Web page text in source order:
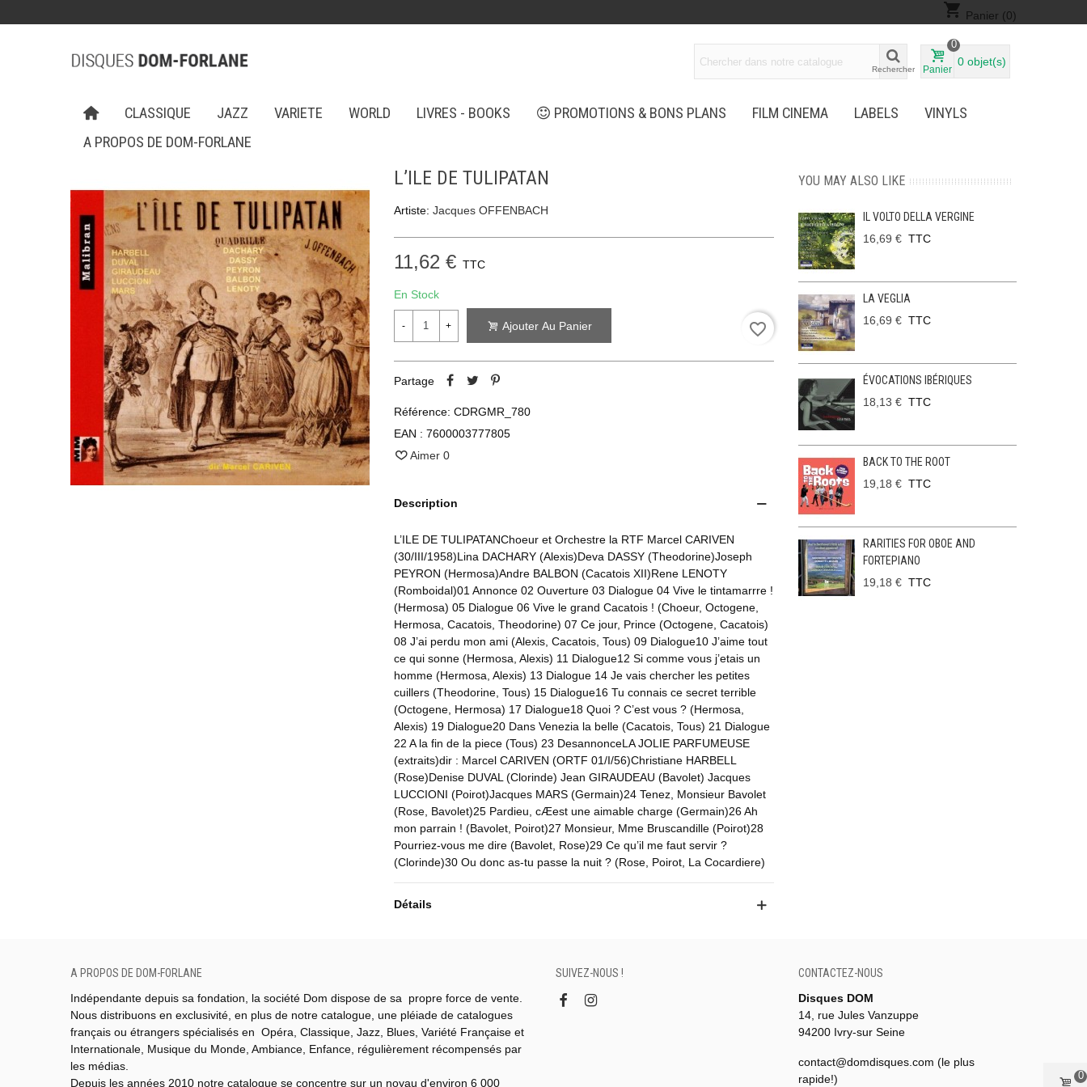
shopping_cart Panier (0)
Rechercher Panier
0
0 objet(s)
CLASSIQUE JAZZ VARIETE WORLD LIVRES - BOOKS PROMOTIONS & BONS PLANS FILM CINEMA LABELS
VINYLS
A PROPOS DE DOM-FORLANE
L’ILE DE TULIPATAN
Artiste: Jacques OFFENBACH
11,62 € TTC
En Stock
- + Ajouter Au Panier favorite_border
Partage
Référence: CDRGMR_780
EAN : 7600003777805
Aimer 0
Description
L’ILE DE TULIPATANChoeur et Orchestre la RTF Marcel CARIVEN
(30/III/1958)Lina DACHARY (Alexis)Deva DASSY (Theodorine)Joseph
PEYRON (Hermosa)Andre BALBON (Cacatois XII)Rene LENOTY
(Romboidal)01 Annonce 02 Ouverture 03 Dialogue 04 Vive le tintamarrre !
(Hermosa) 05 Dialogue 06 Vive le grand Cacatois ! (Choeur, Octogene,
Hermosa, Cacatois, Theodorine) 07 Ce jour, Prince (Octogene, Cacatois)
08 J’ai perdu mon ami (Alexis, Cacatois, Tous) 09 Dialogue10 J’aime tout
ce qui sonne (Hermosa, Alexis) 11 Dialogue12 Si comme vous j’etais un
homme (Hermosa, Alexis) 13 Dialogue 14 Je vais chercher les petites
cuillers (Theodorine, Tous) 15 Dialogue16 Tu connais ce secret terrible
(Octogene, Hermosa) 17 Dialogue18 Quoi ? C’est vous ? (Hermosa,
Alexis) 19 Dialogue20 Dans Venezia la belle (Cacatois, Tous) 21 Dialogue
22 A la fin de la piece (Tous) 23 DesannonceLA JOLIE PARFUMEUSE
(extraits)dir : Marcel CARIVEN (ORTF 01/I/56)Christiane HARBELL
(Rose)Denise DUVAL (Clorinde) Jean GIRAUDEAU (Bavolet) Jacques
LUCCIONI (Poirot)Jacques MARS (Germain)24 Tenez, Monsieur Bavolet
(Rose, Bavolet)25 Pardieu, cÆest une aimable charge (Germain)26 Ah
mon parrain ! (Bavolet, Poirot)27 Monsieur, Mme Bruscandille (Poirot)28
Pourriez-vous me dire (Bavolet, Rose)29 Ce qu’il me faut servir ?
(Clorinde)30 Ou donc as-tu passe la nuit ? (Rose, Poirot, La Cocardiere)
Détails
YOU MAY ALSO LIKE
IL VOLTO DELLA VERGINE
16,69 € TTC
LA VEGLIA
16,69 € TTC
ÉVOCATIONS IBÉRIQUES
18,13 € TTC
BACK TO THE ROOT
19,18 € TTC
RARITIES FOR OBOE AND
FORTEPIANO
19,18 € TTC
A PROPOS DE DOM-FORLANE
Indépendante depuis sa fondation, la société Dom dispose de sa propre force de vente.
Nous distribuons en exclusivité, en plus de notre catalogue, une pléiade de catalogues
français ou étrangers spécialisés en Opéra, Classique, Jazz, Blues, Variété Française et
Internationale, Musique du Monde, Ambiance, Enfance, régulièrement récompensés par
les médias.
Depuis les années 2010 notre catalogue se concentre sur un noyau d'environ 6 000
SUIVEZ-NOUS !
CONTACTEZ-NOUS
Disques DOM
14, rue Jules Vanzuppe
94200 Ivry-sur Seine
contact@domdisques.com (le plus
rapide!)
0